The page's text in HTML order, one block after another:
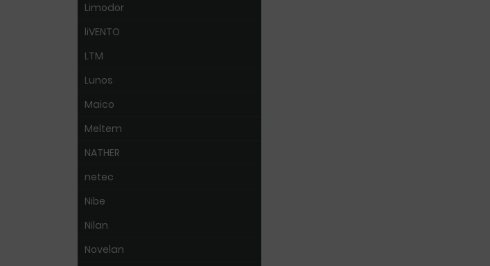
Limodor
liVENTO
LTM
Lunos
Maico
Meltem
NATHER
netec
Nibe
Nilan
Novelan